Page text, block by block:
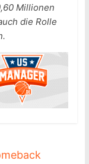
Millionen
die Rolle